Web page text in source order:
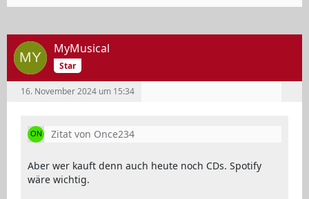
MyMusical
Star
16. November 2024 um 15:34
Zitat von Once234
Aber wer kauft denn auch heute noch CDs. Spotify
wäre wichtig.